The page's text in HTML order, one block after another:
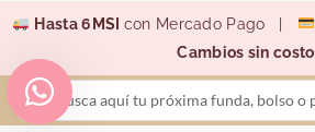
contenido
Hasta 6MSI con Mercado Pago |
Cambios sin costo
Search
...